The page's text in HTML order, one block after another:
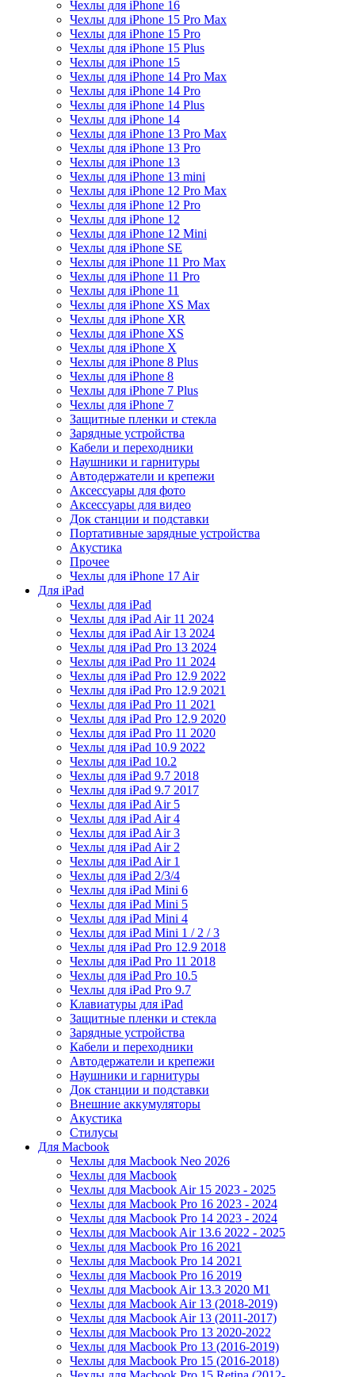
Чехлы для iPhone 16
Чехлы для iPhone 15 Pro Max
Чехлы для iPhone 15 Pro
Чехлы для iPhone 15 Plus
Чехлы для iPhone 15
Чехлы для iPhone 14 Pro Max
Чехлы для iPhone 14 Pro
Чехлы для iPhone 14 Plus
Чехлы для iPhone 14
Чехлы для iPhone 13 Pro Max
Чехлы для iPhone 13 Pro
Чехлы для iPhone 13
Чехлы для iPhone 13 mini
Чехлы для iPhone 12 Pro Max
Чехлы для iPhone 12 Pro
Чехлы для iPhone 12
Чехлы для iPhone 12 Mini
Чехлы для iPhone SE
Чехлы для iPhone 11 Pro Max
Чехлы для iPhone 11 Pro
Чехлы для iPhone 11
Чехлы для iPhone XS Max
Чехлы для iPhone XR
Чехлы для iPhone XS
Чехлы для iPhone X
Чехлы для iPhone 8 Plus
Чехлы для iPhone 8
Чехлы для iPhone 7 Plus
Чехлы для iPhone 7
Защитные пленки и стекла
Зарядные устройства
Кабели и переходники
Наушники и гарнитуры
Автодержатели и крепежи
Аксессуары для фото
Аксессуары для видео
Док станции и подставки
Портативные зарядные устройства
Акустика
Прочее
Чехлы для iPhone 17 Air
Для iPad
Чехлы для iPad
Чехлы для iPad Air 11 2024
Чехлы для iPad Air 13 2024
Чехлы для iPad Pro 13 2024
Чехлы для iPad Pro 11 2024
Чехлы для iPad Pro 12.9 2022
Чехлы для iPad Pro 12.9 2021
Чехлы для iPad Pro 11 2021
Чехлы для iPad Pro 12.9 2020
Чехлы для iPad Pro 11 2020
Чехлы для iPad 10.9 2022
Чехлы для iPad 10.2
Чехлы для iPad 9.7 2018
Чехлы для iPad 9.7 2017
Чехлы для iPad Air 5
Чехлы для iPad Air 4
Чехлы для iPad Air 3
Чехлы для iPad Air 2
Чехлы для iPad Air 1
Чехлы для iPad 2/3/4
Чехлы для iPad Mini 6
Чехлы для iPad Mini 5
Чехлы для iPad Mini 4
Чехлы для iPad Mini 1 / 2 / 3
Чехлы для iPad Pro 12.9 2018
Чехлы для iPad Pro 11 2018
Чехлы для iPad Pro 10.5
Чехлы для iPad Pro 9.7
Клавиатуры для iPad
Защитные пленки и стекла
Зарядные устройства
Кабели и переходники
Автодержатели и крепежи
Наушники и гарнитуры
Док станции и подставки
Внешние аккумуляторы
Акустика
Стилусы
Для Macbook
Чехлы для Macbook Neo 2026
Чехлы для Macbook
Чехлы для Macbook Air 15 2023 - 2025
Чехлы для Macbook Pro 16 2023 - 2024
Чехлы для Macbook Pro 14 2023 - 2024
Чехлы для Macbook Air 13.6 2022 - 2025
Чехлы для Macbook Pro 16 2021
Чехлы для Macbook Pro 14 2021
Чехлы для Macbook Pro 16 2019
Чехлы для Macbook Air 13.3 2020 M1
Чехлы для Macbook Air 13 (2018-2019)
Чехлы для Macbook Air 13 (2011-2017)
Чехлы для Macbook Pro 13 2020-2022
Чехлы для Macbook Pro 13 (2016-2019)
Чехлы для Macbook Pro 15 (2016-2018)